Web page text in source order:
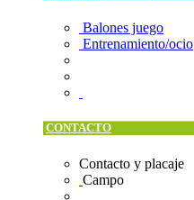
Balones juego
Entrenamiento/ocio
CONTACTO
Contacto y placaje
Campo